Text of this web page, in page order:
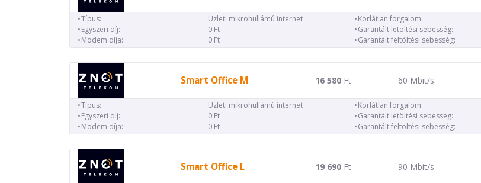
Típus:
Üzleti mikrohullámú internet
Egyszeri díj:
0 Ft
Modem díja:
0 Ft
Korlátlan forgalom:
Garantált letöltési sebesség:
Garantált feltöltési sebesség:
Smart Office M 16 580Ft 60 Mbit/s
Típus:
Üzleti mikrohullámú internet
Egyszeri díj:
0 Ft
Modem díja:
0 Ft
Korlátlan forgalom:
Garantált letöltési sebesség:
Garantált feltöltési sebesség:
Smart Office L 19 690Ft 90 Mbit/s